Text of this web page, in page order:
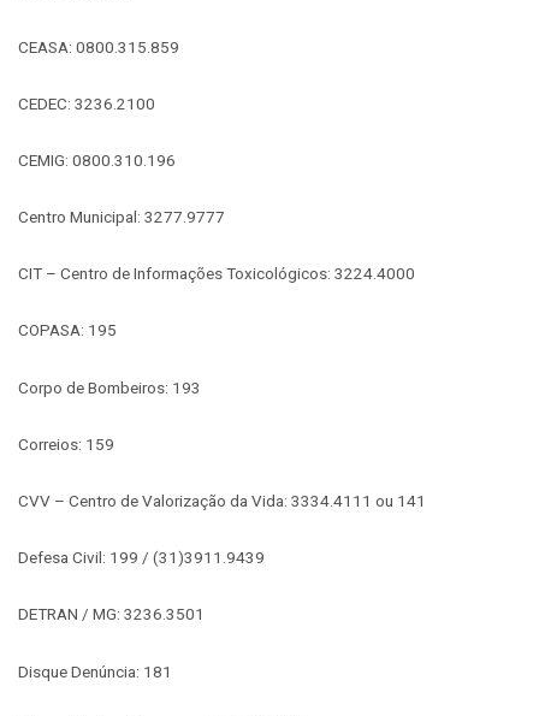
CEASA: 0800.315.859
CEDEC: 3236.2100
CEMIG: 0800.310.196
Centro Municipal: 3277.9777
CIT – Centro de Informações Toxicológicos: 3224.4000
COPASA: 195
Corpo de Bombeiros: 193
Correios: 159
CVV – Centro de Valorização da Vida: 3334.4111 ou 141
Defesa Civil: 199 / (31)3911.9439
DETRAN / MG: 3236.3501
Disque Denúncia: 181